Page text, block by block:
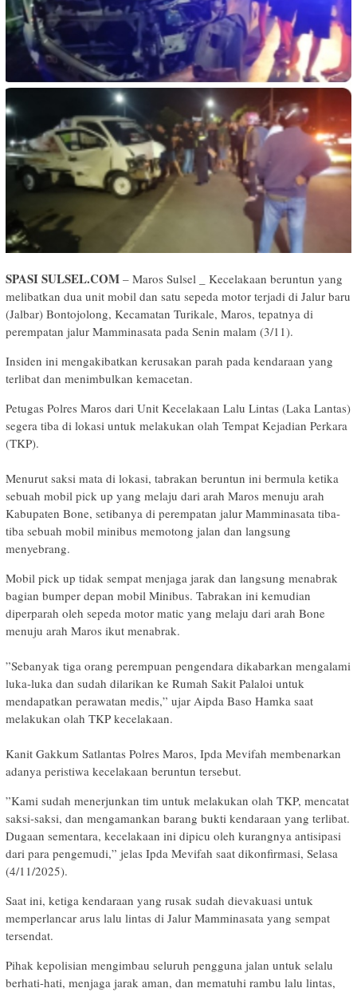
SPASI SULSEL.COM – Maros Sulsel _ Kecelakaan beruntun yang
melibatkan dua unit mobil dan satu sepeda motor terjadi di Jalur baru
(Jalbar) Bontojolong, Kecamatan Turikale, Maros, tepatnya di
perempatan jalur Mamminasata pada Senin malam (3/11).
Insiden ini mengakibatkan kerusakan parah pada kendaraan yang
terlibat dan menimbulkan kemacetan.
​Petugas Polres Maros dari Unit Kecelakaan Lalu Lintas (Laka Lantas)
segera tiba di lokasi untuk melakukan olah Tempat Kejadian Perkara
(TKP).
​Menurut saksi mata di lokasi, tabrakan beruntun ini bermula ketika
sebuah mobil pick up yang melaju dari arah Maros menuju arah
Kabupaten Bone, setibanya di perempatan jalur Mamminasata tiba-
tiba sebuah mobil minibus memotong jalan dan langsung
menyebrang.
Mobil pick up tidak sempat menjaga jarak dan langsung menabrak
bagian bumper depan mobil Minibus. Tabrakan ini kemudian
diperparah oleh sepeda motor matic yang melaju dari arah Bone
menuju arah Maros ikut menabrak.
​”Sebanyak tiga orang perempuan pengendara dikabarkan mengalami
luka-luka dan sudah dilarikan ke Rumah Sakit Palaloi untuk
mendapatkan perawatan medis,” ujar Aipda Baso Hamka saat
melakukan olah TKP kecelakaan.
​Kanit Gakkum Satlantas Polres Maros, Ipda Mevifah membenarkan
adanya peristiwa kecelakaan beruntun tersebut.
​”Kami sudah menerjunkan tim untuk melakukan olah TKP, mencatat
saksi-saksi, dan mengamankan barang bukti kendaraan yang terlibat.
Dugaan sementara, kecelakaan ini dipicu oleh kurangnya antisipasi
dari para pengemudi,” jelas Ipda Mevifah saat dikonfirmasi, Selasa
(4/11/2025).
​Saat ini, ketiga kendaraan yang rusak sudah dievakuasi untuk
memperlancar arus lalu lintas di Jalur Mamminasata yang sempat
tersendat.
Pihak kepolisian mengimbau seluruh pengguna jalan untuk selalu
berhati-hati, menjaga jarak aman, dan mematuhi rambu lalu lintas,